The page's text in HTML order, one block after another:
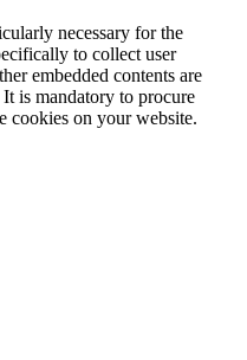
necessary for the
to collect user
embedded contents are
is mandatory to procure
cookies on your website.